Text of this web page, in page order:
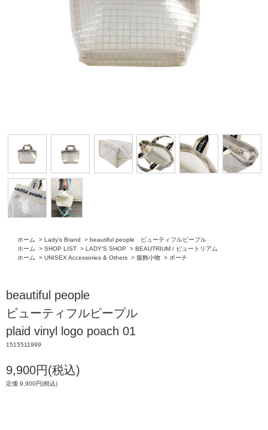
ホーム > Lady's Brand > beautiful people ビューティフルピープル
ホーム
> SHOP LIST > LADY'S SHOP > BEAUTRIUM / ビュートリアム
ホーム
> UNISEX Accessories & Others > 服飾小物 > ポーチ
beautiful people
ビューティフルピープル
plaid vinyl logo poach 01
1515511999
9,900円(税込)
定価 9,900円(税込)